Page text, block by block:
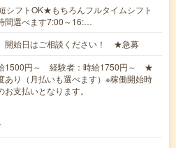
シフトOK★もちろんフルタイムシフト
間選べます7:00～16:…
開始日はご相談ください！ ★急募
1500円～ 経験者：時給1750円～ ★
あり（月払いも選べます）※稼働開始時
支払いとなります。